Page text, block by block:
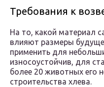
Требования к
На то, какой материал
влияют размеры
применить для
износоустойчив, для
более 20 животных его
строительства хлева.